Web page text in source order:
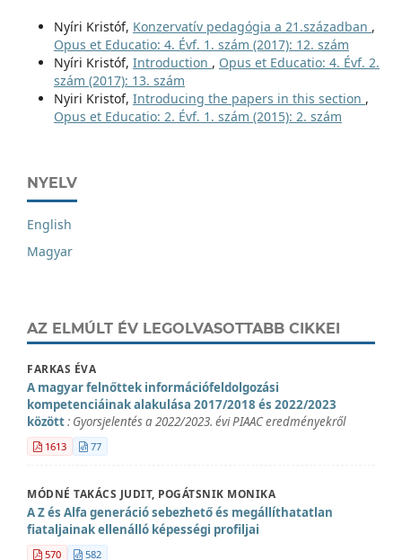
Nyíri Kristóf, Konzervatív pedagógia a 21.században ,
Opus et Educatio: 4. Évf. 1. szám (2017): 12. szám
Nyíri Kristóf, Introduction , Opus et Educatio: 4. Évf. 2.
szám (2017): 13. szám
Nyiri Kristof, Introducing the papers in this section ,
Opus et Educatio: 2. Évf. 1. szám (2015): 2. szám
NYELV
English
Magyar
AZ ELMÚLT ÉV LEGOLVASOTTABB CIKKEI
FARKAS ÉVA
A magyar felnőttek információfeldolgozási
kompetenciáinak alakulása 2017/2018 és 2022/2023
között: Gyorsjelentés a 2022/2023. évi PIAAC eredményekről
1613 77
MÓDNÉ TAKÁCS JUDIT, POGÁTSNIK MONIKA
A Z és Alfa generáció sebezhető és megállíthatatlan
fiataljainak ellenálló képességi profiljai
570 582